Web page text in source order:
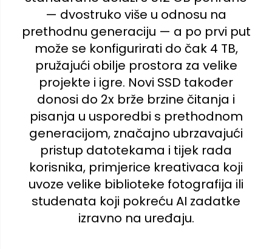
— dvostruko više u odnosu na
prethodnu generaciju — a po prvi put
može se konfigurirati do čak 4 TB,
pružajući obilje prostora za velike
projekte i igre. Novi SSD također
donosi do 2x brže brzine čitanja i
pisanja u usporedbi s prethodnom
generacijom, značajno ubrzavajući
pristup datotekama i tijek rada
korisnika, primjerice kreativaca koji
uvoze velike biblioteke fotografija ili
studenata koji pokreću AI zadatke
izravno na uređaju.